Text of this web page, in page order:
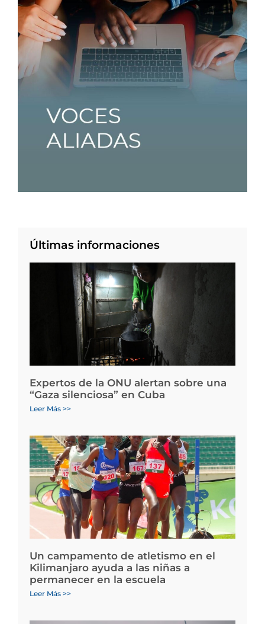
Últimas informaciones
Expertos de la ONU alertan sobre una
“Gaza silenciosa” en Cuba
Leer Más >>
Un campamento de atletismo en el
Kilimanjaro ayuda a las niñas a
permanecer en la escuela
Leer Más >>